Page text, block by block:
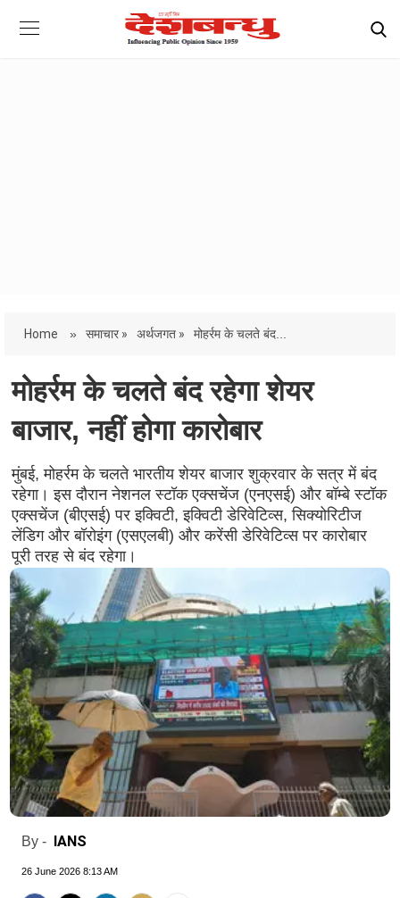
Home » समाचार » अर्थजगत » मोहर्रम के चलते बंद...
मोहर्रम के चलते बंद रहेगा शेयर
बाजार, नहीं होगा कारोबार
मुंबई, मोहर्रम के चलते भारतीय शेयर बाजार शुक्रवार के सत्र में बंद
रहेगा। इस दौरान नेशनल स्टॉक एक्सचेंज (एनएसई) और बॉम्बे स्टॉक
एक्सचेंज (बीएसई) पर इक्विटी, इक्विटी डेरिवेटिव्स, सिक्योरिटीज
लेंडिग और बॉरोइंग (एसएलबी) और करेंसी डेरिवेटिव्स पर कारोबार
पूरी तरह से बंद रहेगा।
By - IANS
26 June 2026 8:13 AM